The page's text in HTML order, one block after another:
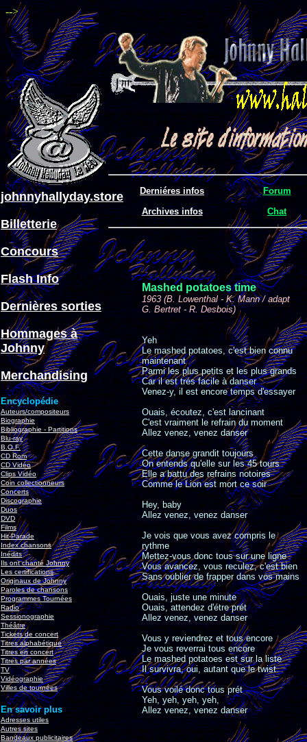
-->
Derniéres infos
Forum
Archives infos
Chat
johnnyhallyday.store
Billetterie
Concours
Flash Info
Dernières sorties
Hommages à
Johnny
Merchandising
Encyclopédie
Auteurs/compositeurs
Biographie
Bibliographie - Partitions
Blu-ray
B.O.F.
CD Rom
CD Vidéo
Clips Vidéo
Coin collectionneurs
Concerts
Discographie
Duos
DVD
Films
Hit-Parade
Index chansons
Inédits
Ils ont chanté Johnny
Les certifications
Originaux de Johnny
Paroles de chansons
Programmes Tournées
Radio
Sessionographie
Théâtre
Tickets de concert
Titres alphabétique
Titres en concert
Titres par années
TV
Vidéographie
Villes de tournées
En savoir plus
Adresses utiles
Autres sites
Bandeaux publicitaires
Mashed potatoes time
1963 (B. Lowenthal - K. Mann / adapt
G. Bertret - R. Desbois)
Yeh
Le mashed potatoes, c'est bien connu
maintenant
Parmi les plus petits et les plus grands
Car il est trés facile à danser
Venez-y, il est encore temps d'essayer
Ouais, écoutez, c'est lancinant
C'est vraiment le refrain du moment
Allez venez, venez danser
Cette danse grandit toujours
On entends qu'elle sur les 45 tours
Elle a battu des refrains notoires
Comme le Lion est mort ce soir
Hey, baby
Allez venez, venez danser
Je vois que vous avez compris le
rythme
Mettez-vous donc tous sur une ligne
Vous avancez, vous reculez, c'est bien
Sans oublier de frapper dans vos mains
Ouais, juste une minute
Ouais, attendez d'étre prét
Allez venez, venez danser
Vous y reviendrez et tous encore
Je vous reverrai tous encore
Le mashed potatoes est sur la liste
Il survivra, oui, autant que le twist
Vous voilé donc tous prét
Yeh, yeh, yeh, yeh,
Allez venez, venez danser